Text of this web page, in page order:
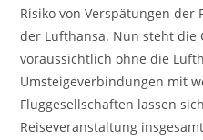
Risiko von Verspätungen der
der Lufthansa. Nun steht die
voraussichtlich ohne die
Umsteigeverbindungen mit
Fluggesellschaften lassen
Reiseveranstaltung